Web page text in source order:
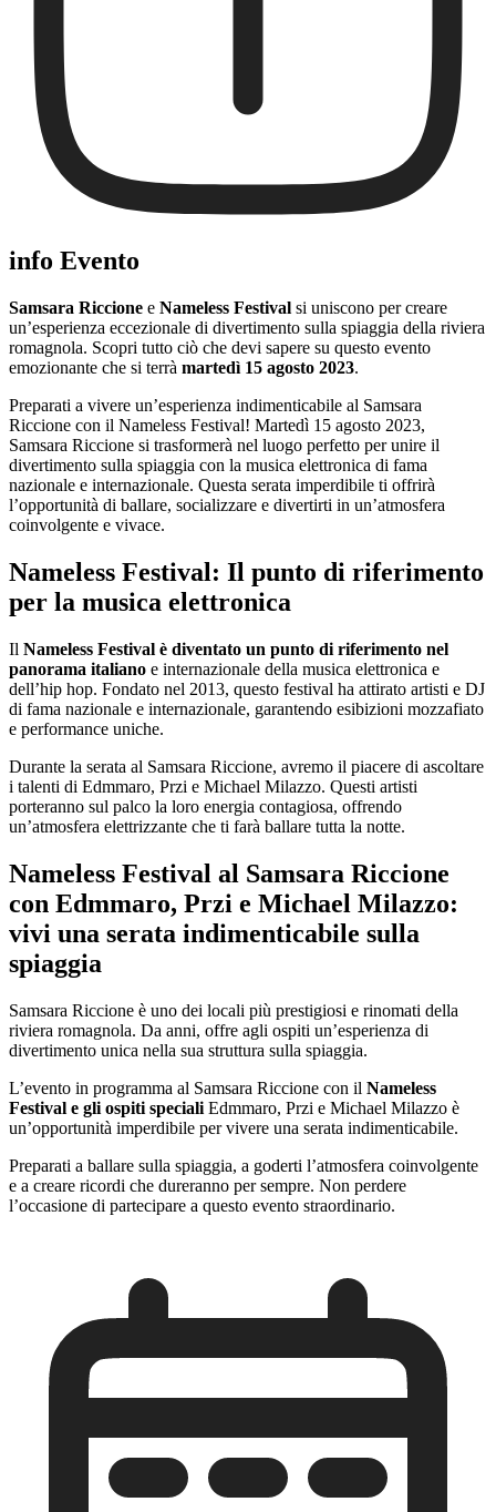
info Evento
Samsara Riccione e Nameless Festival si uniscono per creare
un’esperienza eccezionale di divertimento sulla spiaggia della riviera
romagnola. Scopri tutto ciò che devi sapere su questo evento
emozionante che si terrà martedì 15 agosto 2023.
Preparati a vivere un’esperienza indimenticabile al Samsara
Riccione con il Nameless Festival! Martedì 15 agosto 2023,
Samsara Riccione si trasformerà nel luogo perfetto per unire il
divertimento sulla spiaggia con la musica elettronica di fama
nazionale e internazionale. Questa serata imperdibile ti offrirà
l’opportunità di ballare, socializzare e divertirti in un’atmosfera
coinvolgente e vivace.
Nameless Festival: Il punto di riferimento
per la musica elettronica
Il Nameless Festival è diventato un punto di riferimento nel
panorama italiano e internazionale della musica elettronica e
dell’hip hop. Fondato nel 2013, questo festival ha attirato artisti e DJ
di fama nazionale e internazionale, garantendo esibizioni mozzafiato
e performance uniche.
Durante la serata al Samsara Riccione, avremo il piacere di ascoltare
i talenti di Edmmaro, Przi e Michael Milazzo. Questi artisti
porteranno sul palco la loro energia contagiosa, offrendo
un’atmosfera elettrizzante che ti farà ballare tutta la notte.
Nameless Festival al Samsara Riccione
con Edmmaro, Przi e Michael Milazzo:
vivi una serata indimenticabile sulla
spiaggia
Samsara Riccione è uno dei locali più prestigiosi e rinomati della
riviera romagnola. Da anni, offre agli ospiti un’esperienza di
divertimento unica nella sua struttura sulla spiaggia.
L’evento in programma al Samsara Riccione con il Nameless
Festival e gli ospiti speciali Edmmaro, Przi e Michael Milazzo è
un’opportunità imperdibile per vivere una serata indimenticabile.
Preparati a ballare sulla spiaggia, a goderti l’atmosfera coinvolgente
e a creare ricordi che dureranno per sempre. Non perdere
l’occasione di partecipare a questo evento straordinario.